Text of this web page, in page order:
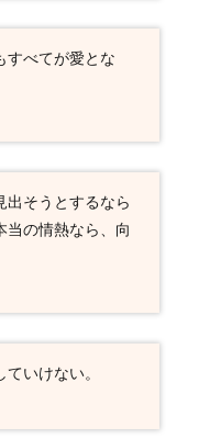
すべてが愛とな
出そうとするなら
当の情熱なら、向
いけない。